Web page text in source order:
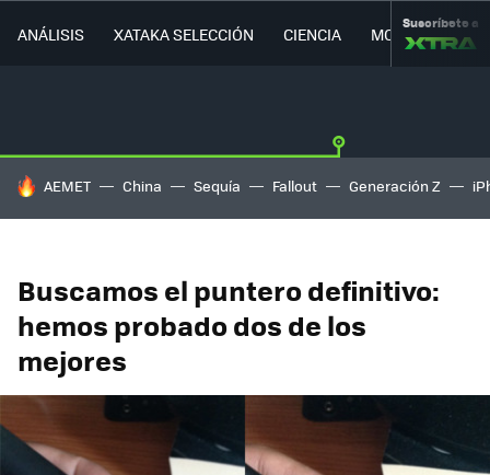
ANÁLISIS XATAKA SELECCIÓN CIENCIA MOVILIDAD
Suscríbete a
HOY SE HABLA DE
AEMET China Sequía Fallout Generación Z
Buscamos el puntero definitivo:
hemos probado dos de los
mejores